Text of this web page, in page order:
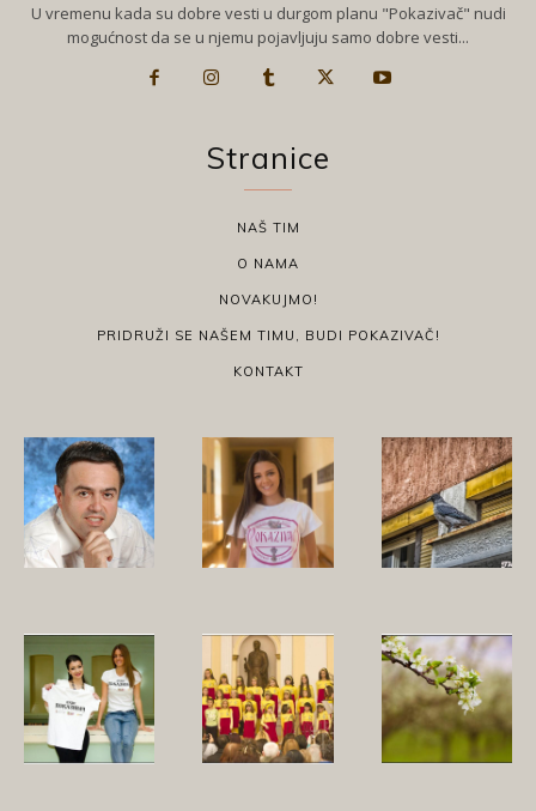
U vremenu kada su dobre vesti u durgom planu "Pokazivač" nudi
mogućnost da se u njemu pojavljuju samo dobre vesti...
Stranice
NAŠ TIM
O NAMA
NOVAKUJMO!
PRIDRUŽI SE NAŠEM TIMU, BUDI POKAZIVAČ!
KONTAKT